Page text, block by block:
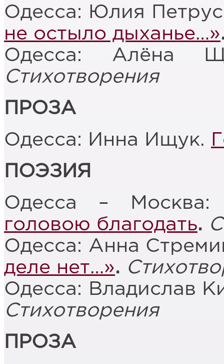
Одесса: Юлия
не остыло дыханье…»
Одесса: Алёна
Стихотворения
ПРОЗА
Одесса: Инна Ищук.
ПОЭЗИЯ
Одесса –
головою благодать.
Одесса: Анна
деле нет…».
Одесса: Владислав
Стихотворения
ПРОЗА